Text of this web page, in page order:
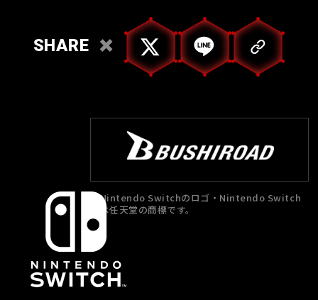
SHARE
Nintendo Switchのロゴ・Nintendo Switch
は任天堂の商標です。